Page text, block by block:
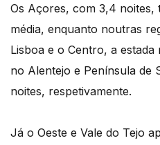
Os Açores, com 3,4 noites,
média, enquanto noutras
Lisboa e o Centro, a estada
no Alentejo e Península de
noites, respetivamente.
Já o Oeste e Vale do Tejo